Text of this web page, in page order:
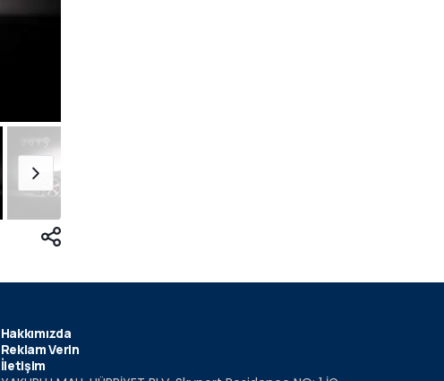
Hakkımızda
Reklam Verin
İletişim